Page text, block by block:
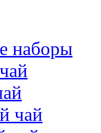
наборы
чай